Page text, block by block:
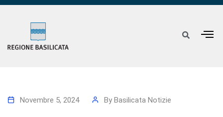
Novembre 5, 2024 By Basilicata Notizie